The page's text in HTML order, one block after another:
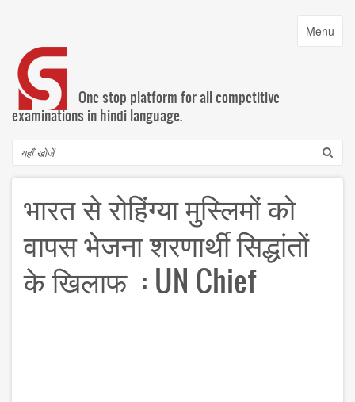
content
Toggle
Menu
One stop platform for all competitive
examinations in hindi language.
Search
भारत से रोहिंग्या मुस्लिमों को
वापस भेजना शरणार्थी सिद्धांतों
के खिलाफ : UN Chief